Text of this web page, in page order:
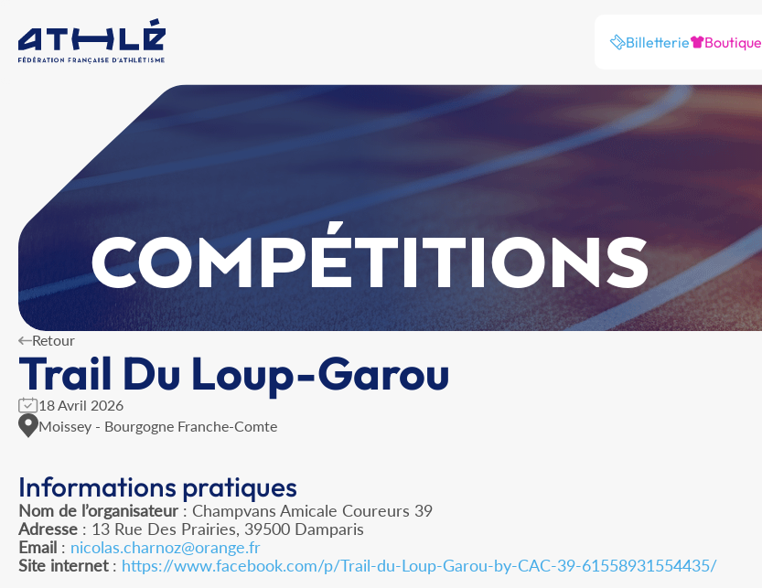
Billetterie Boutique
COMPÉTITIONS
Retour
Trail Du Loup-Garou
18 Avril 2026
Moissey - Bourgogne Franche-Comte
Informations pratiques
Nom de l’organisateur : Champvans Amicale Coureurs 39
Adresse : 13 Rue Des Prairies, 39500 Damparis
Email : nicolas.charnoz@orange.fr
Site internet: https://www.facebook.com/p/Trail-du-Loup-Garou-by-CAC-39-61558931554435/